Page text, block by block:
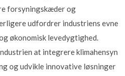
forsyningskæder og
udfordrer industriens evne
økonomisk levedygtighed.
at integrere klimahensyn
og udvikle innovative løsninger